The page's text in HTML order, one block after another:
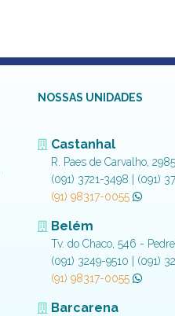
NOSSAS UNIDADES
Castanhal
R. Paes de Carvalho,
(091) 3721-3498 | (091)
(91) 98317-0055
Belém
Tv. do Chaco, 546 -
(091) 3249-9510 | (091)
(91) 98317-0055
Barcarena